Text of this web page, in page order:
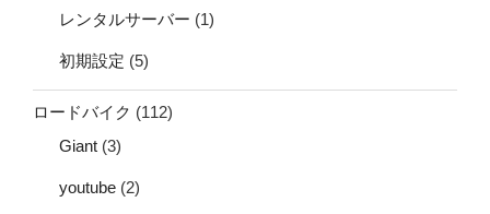
レンタルサーバー (1)
初期設定 (5)
ロードバイク (112)
Giant (3)
youtube (2)